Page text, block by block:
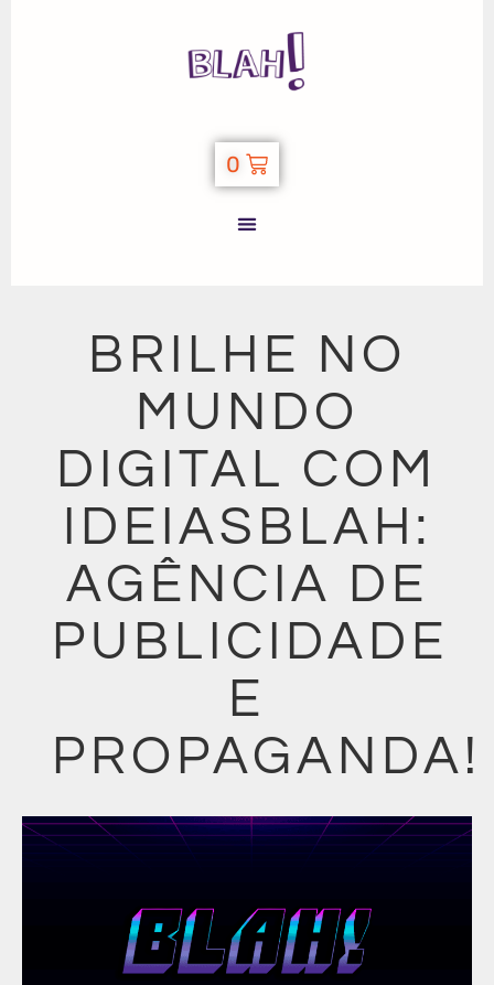
0
BRILHE NO
MUNDO
DIGITAL COM
IDEIASBLAH:
AGÊNCIA DE
PUBLICIDADE
E
PROPAGANDA!